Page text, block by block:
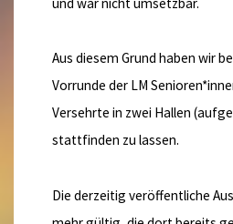
Aus diesem Grund haben wir
Vorrunde der LM
Versehrte in zwei Hallen
stattfinden zu lassen.
Die derzeitig veröffentliche